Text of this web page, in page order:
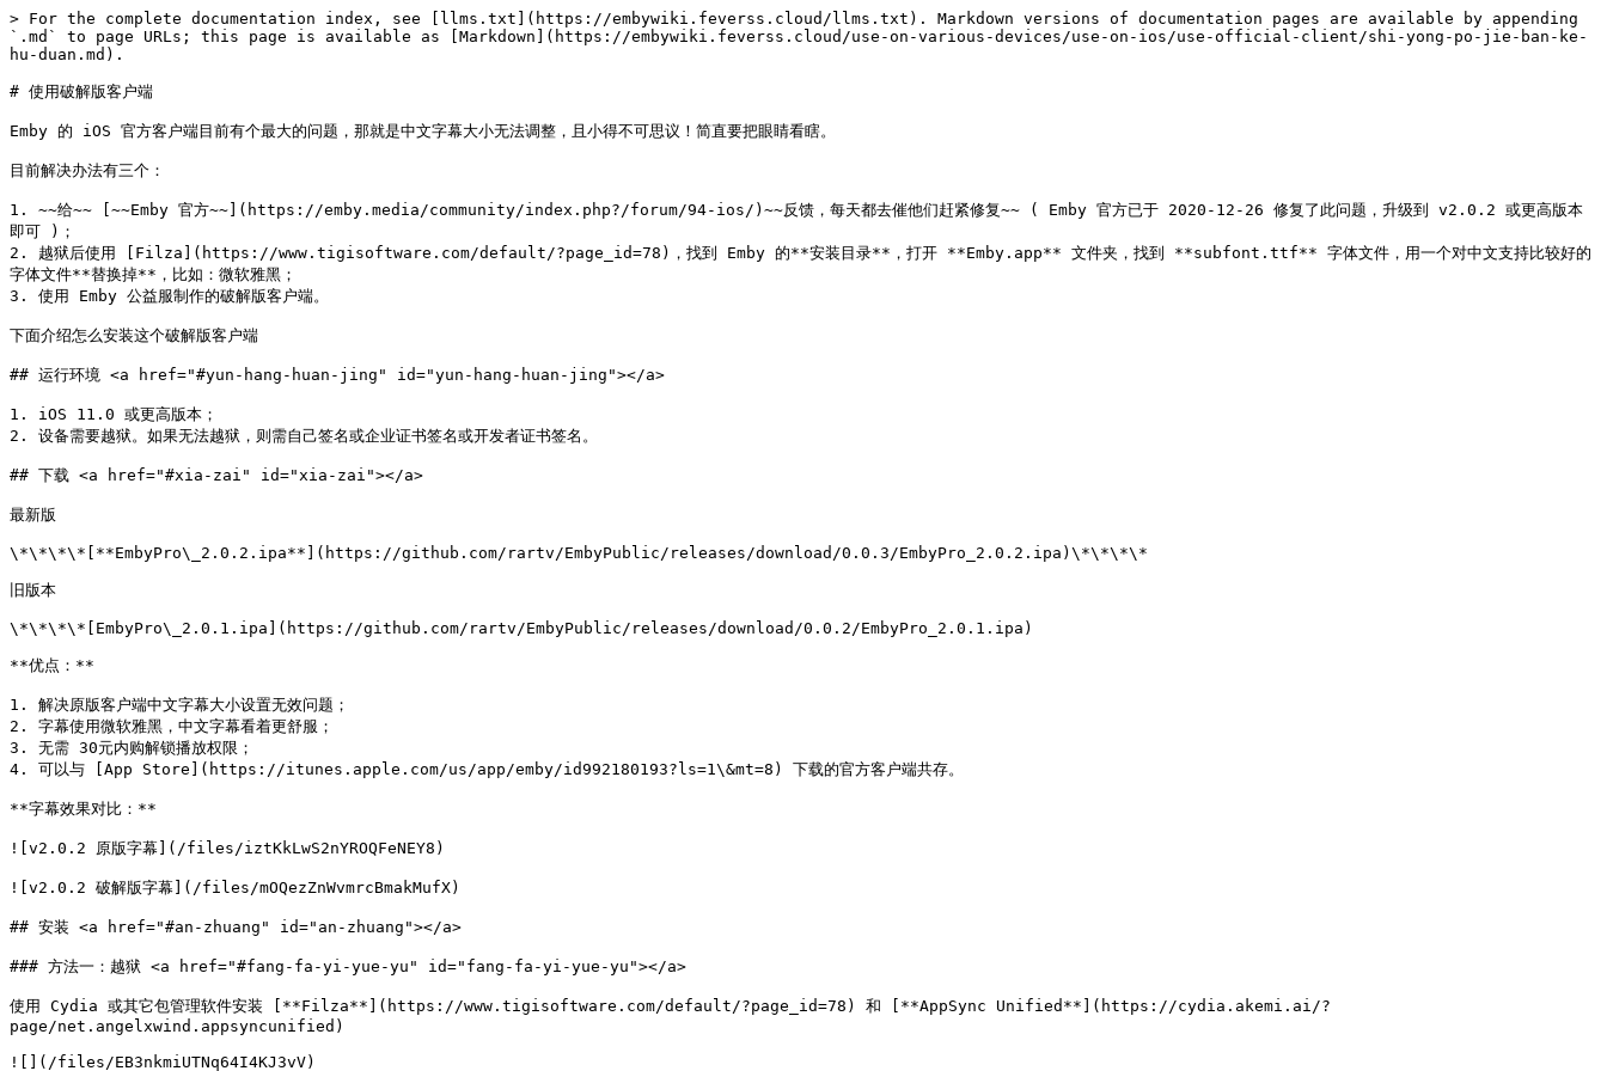
> For the complete documentation index, see [llms.txt](https://embywiki.feverss.cloud/llms.txt). Markdown versions of documentation pages are available by appending
`.md` to page URLs; this page is available as [Markdown](https://embywiki.feverss.cloud/use-on-various-devices/use-on-ios/use-official-client/shi-yong-po-jie-ban-ke-
hu-duan.md).
# 使用破解版客户端
Emby 的 iOS 官方客户端目前有个最大的问题，那就是中文字幕大小无法调整，且小得不可思议！简直要把眼睛看瞎。
目前解决办法有三个：
1. ~~给~~ [~~Emby 官方~~](https://emby.media/community/index.php?/forum/94-ios/)~~反馈，每天都去催他们赶紧修复~~ ( Emby 官方已于 2020-12-26 修复了此问题，升级到 v2.0.2 或更高版本
即可 )；
2. 越狱后使用 [Filza](https://www.tigisoftware.com/default/?page_id=78)，找到 Emby 的**安装目录**，打开 **Emby.app** 文件夹，找到 **subfont.ttf** 字体文件，用一个对中文支持比较好的
字体文件**替换掉**，比如：微软雅黑；
3. 使用 Emby 公益服制作的破解版客户端。
下面介绍怎么安装这个破解版客户端
## 运行环境 <a href="#yun-hang-huan-jing" id="yun-hang-huan-jing"></a>
1. iOS 11.0 或更高版本；
2. 设备需要越狱。如果无法越狱，则需自己签名或企业证书签名或开发者证书签名。
## 下载 <a href="#xia-zai" id="xia-zai"></a>
最新版
\*\*\*\*[**EmbyPro\_2.0.2.ipa**](https://github.com/rartv/EmbyPublic/releases/download/0.0.3/EmbyPro_2.0.2.ipa)\*\*\*\*
旧版本
\*\*\*\*[EmbyPro\_2.0.1.ipa](https://github.com/rartv/EmbyPublic/releases/download/0.0.2/EmbyPro_2.0.1.ipa)
**优点：**
1. 解决原版客户端中文字幕大小设置无效问题；
2. 字幕使用微软雅黑，中文字幕看着更舒服；
3. 无需 30元内购解锁播放权限；
4. 可以与 [App Store](https://itunes.apple.com/us/app/emby/id992180193?ls=1\&mt=8) 下载的官方客户端共存。
**字幕效果对比：**
![v2.0.2 原版字幕](/files/iztKkLwS2nYROQFeNEY8)
![v2.0.2 破解版字幕](/files/mOQezZnWvmrcBmakMufX)
## 安装 <a href="#an-zhuang" id="an-zhuang"></a>
### 方法一：越狱 <a href="#fang-fa-yi-yue-yu" id="fang-fa-yi-yue-yu"></a>
使用 Cydia 或其它包管理软件安装 [**Filza**](https://www.tigisoftware.com/default/?page_id=78) 和 [**AppSync Unified**](https://cydia.akemi.ai/?
page/net.angelxwind.appsyncunified)
![](/files/EB3nkmiUTNq64I4KJ3vV)